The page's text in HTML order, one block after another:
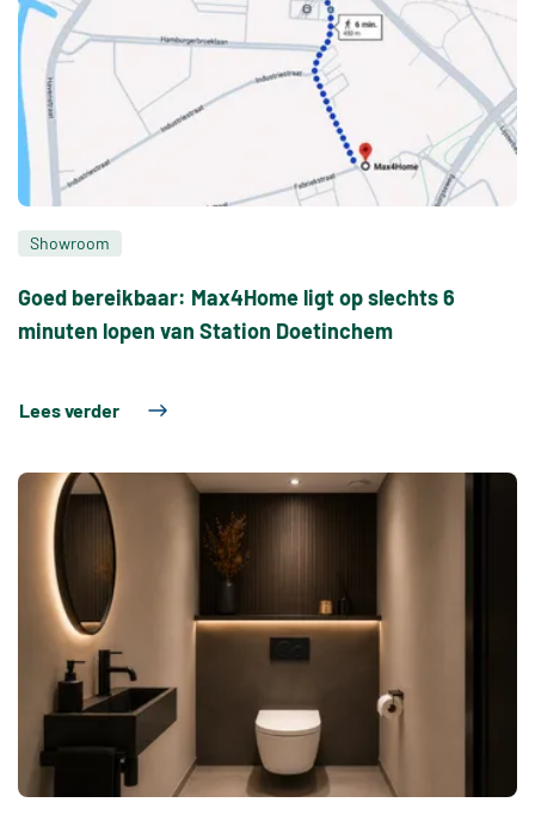
Showroom
Goed bereikbaar: Max4Home ligt op slechts 6
minuten lopen van Station Doetinchem
Lees verder